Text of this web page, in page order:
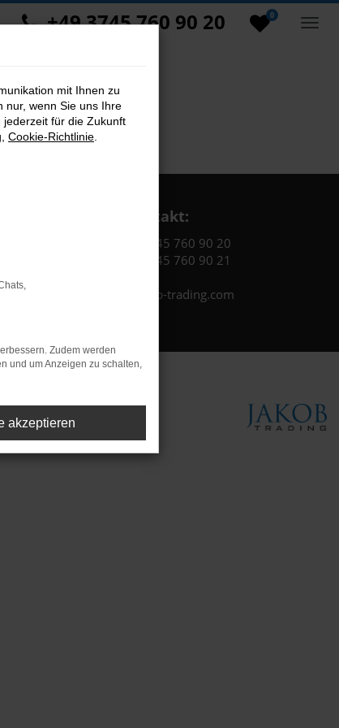
0
+49 3745 760 90 20
Kontakt:
Tel.: +49 3745 760 90 20
Fax: +49 3745 760 90 21
Mail: fj@jakob-trading.com
mit Ihnen zu
nur, wenn Sie uns Ihre
jederzeit für die Zukunft
Cookie-Richtlinie
Zudem werden
und um Anzeigen zu schalten,
akzeptieren